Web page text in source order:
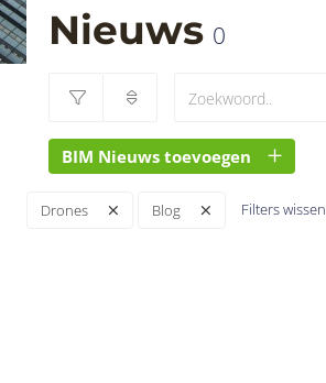
Nieuws 0
BIM Nieuws toevoegen
Drones Blog Filters wissen